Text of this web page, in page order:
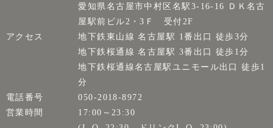
愛知県名古屋市中村区名駅3-16-16 ＤＫ名古
屋駅前ビル2・3Ｆ 受付2F
アクセス
地下鉄東山線 名古屋駅 1番出口 徒歩3分
地下鉄桜通線 名古屋駅 3番出口 徒歩1分
地下鉄桜通線名古屋駅ユニモール出口 徒歩1
分
電話番号
050-2018-8972
営業時間
17:00～23:30